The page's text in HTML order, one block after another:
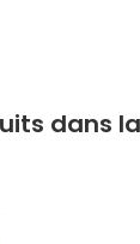
dans